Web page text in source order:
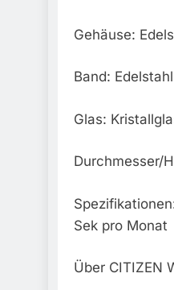
Gehäuse:
Band: Edelstahl
Glas:
Durchmesser/
Sek pro Monat
Über CITIZEN